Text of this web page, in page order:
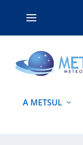
A METSUL